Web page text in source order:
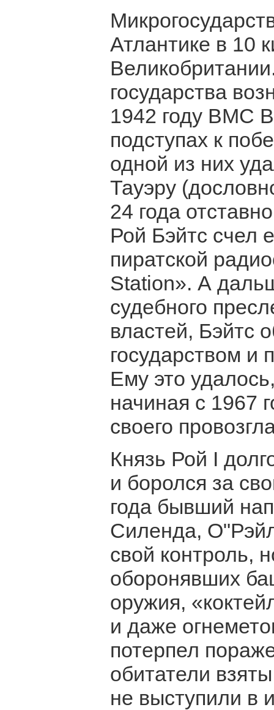
Атлантике в 10
государства
1942 году ВМС
подступах к
одной из них
Тауэру
24 года
Рой Бэйтс счел
пиратской
Station». А
судебного
властей, Бэйтс
государством и
Ему это
начиная с 1967
своего
Князь Рой I
и боролся за
года бывший
Силенда,
свой контроль,
оборонявших
оружия,
и даже
потерпел
обитатели
не выступили в